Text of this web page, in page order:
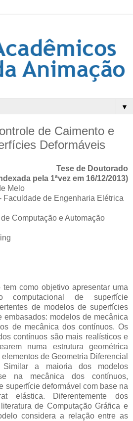
▼
de Caimento e
Deformáveis
Tese de Doutorado
pela 1ªvez em 16/12/2013)
Melo
Faculdade de Engenharia Elétrica
Computação e Automação
como objetivo apresentar uma
computacional de superfície
de modelos de superfícies
embasados: modelos de mecânica
de mecânica dos contínuos. Os
contínuos são mais realísticos e
numa estrutura geométrica
de Geometria Diferencial
a maioria dos modelos
na mecânica dos contínuos,
superfície deformável com base na
elástica. Diferentemente dos
de Computação Gráfica e
considera a relação entre as